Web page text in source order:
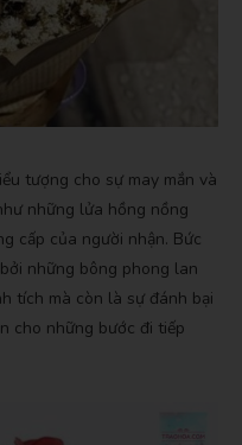
tượng cho sự may mắn và
những lửa hồng nồng
cấp của người nhận. Bức
những bông phong lan
tích mà còn là sự đánh bại
cho những bước đi tiếp